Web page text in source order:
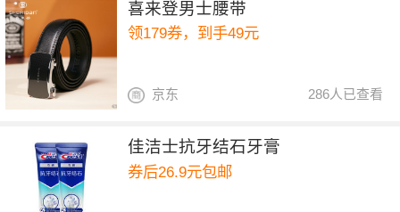
喜来登男士腰带
领179券，到手49元
286人已查看
京东
佳洁士抗牙结石牙膏
券后26.9元包邮